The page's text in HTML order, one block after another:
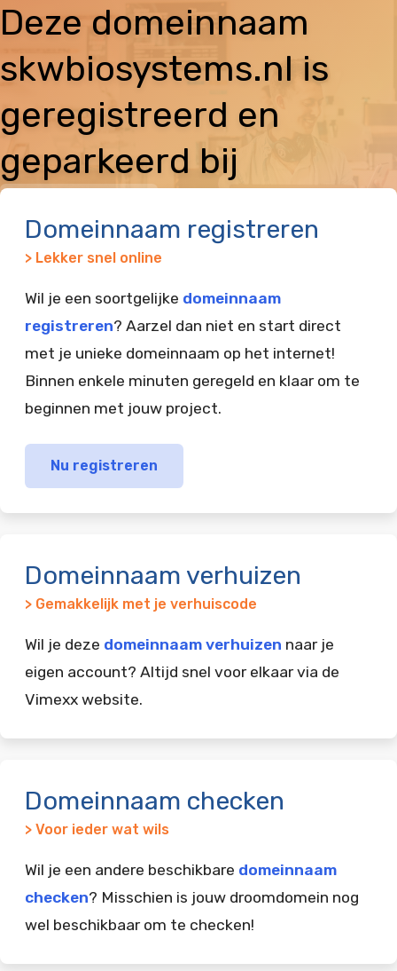
Deze domeinnaam
skwbiosystems.nl is
geregistreerd en
geparkeerd bij
Domeinnaam registreren
> Lekker snel online
Wil je een soortgelijke domeinnaam
registreren? Aarzel dan niet en start direct
met je unieke domeinnaam op het internet!
Binnen enkele minuten geregeld en klaar om te
beginnen met jouw project.
Nu registreren
Domeinnaam verhuizen
> Gemakkelijk met je verhuiscode
Wil je deze domeinnaam verhuizen naar je
eigen account? Altijd snel voor elkaar via de
Vimexx website.
Domeinnaam checken
> Voor ieder wat wils
Wil je een andere beschikbare domeinnaam
checken? Misschien is jouw droomdomein nog
wel beschikbaar om te checken!